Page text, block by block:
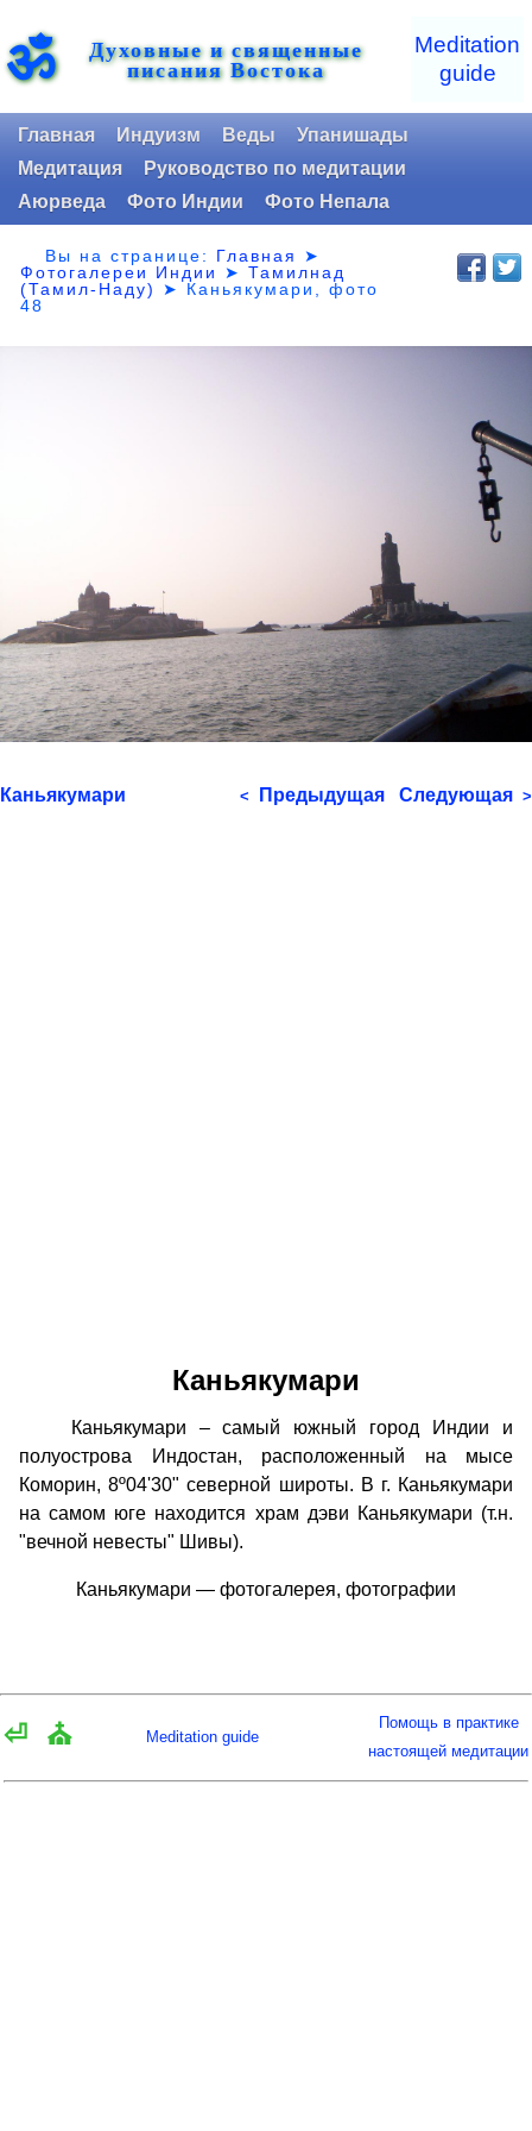
ॐ Духовные и священные
писания Востока
Meditation
guide
Главная Индуизм Веды
Упанишады
Медитация
Руководство по медитации
Аюрведа
Фото Индии Фото Непала
Вы на странице: Главная
➤
Фотогалереи Индии
➤Тамилнад
(Тамил-Наду)
➤ Каньякумари, фото
48
Каньякумари < Предыдущая Следующая >
Каньякумари
Каньякумари – самый южный город Индии и
полуострова Индостан, расположенный на мысе
Коморин, 8º04'30" северной широты. В г. Каньякумари
на самом юге находится храм дэви Каньякумари (т.н.
"вечной невесты" Шивы).
Каньякумари — фотогалерея, фотографии
⏎ ⛪ Meditation guide
Помощь в практике
настоящей медитации